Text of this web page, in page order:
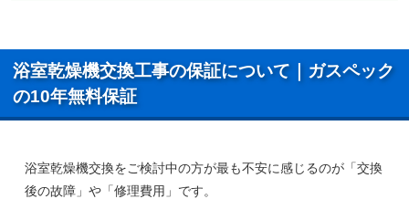
浴室乾燥機交換工事の保証について｜ガスペック
の10年無料保証
浴室乾燥機交換をご検討中の方が最も不安に感じるのが「交換
後の故障」や「修理費用」です。